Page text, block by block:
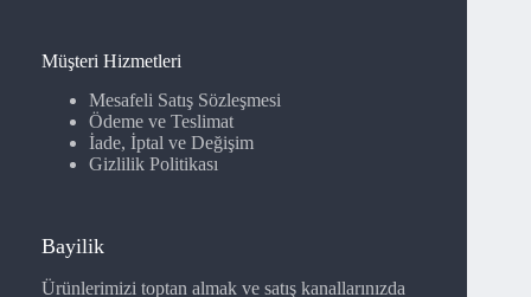
Müşteri Hizmetleri
Mesafeli Satış Sözleşmesi
Ödeme ve Teslimat
İade, İptal ve Değişim
Gizlilik Politikası
Bayilik
Ürünlerimizi toptan almak ve satış kanallarınızda